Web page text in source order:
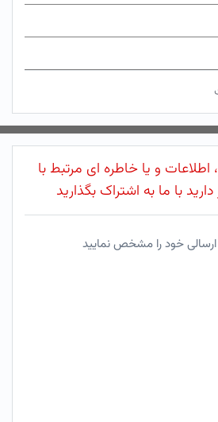
و یا خاطره ای مرتبط با
با ما به اشتراک بگذارید
ارسالی خود را مشخص نمایید